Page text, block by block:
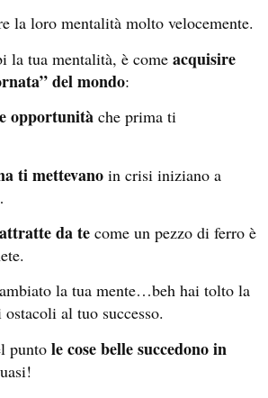
la loro mentalità molto velocemente.
la tua mentalità, è come acquisire
del mondo:
opportunità che prima ti
ti mettevano in crisi iniziano a
da te come un pezzo di ferro è
la tua mente…beh hai tolto la
al tuo successo.
punto le cose belle succedono in